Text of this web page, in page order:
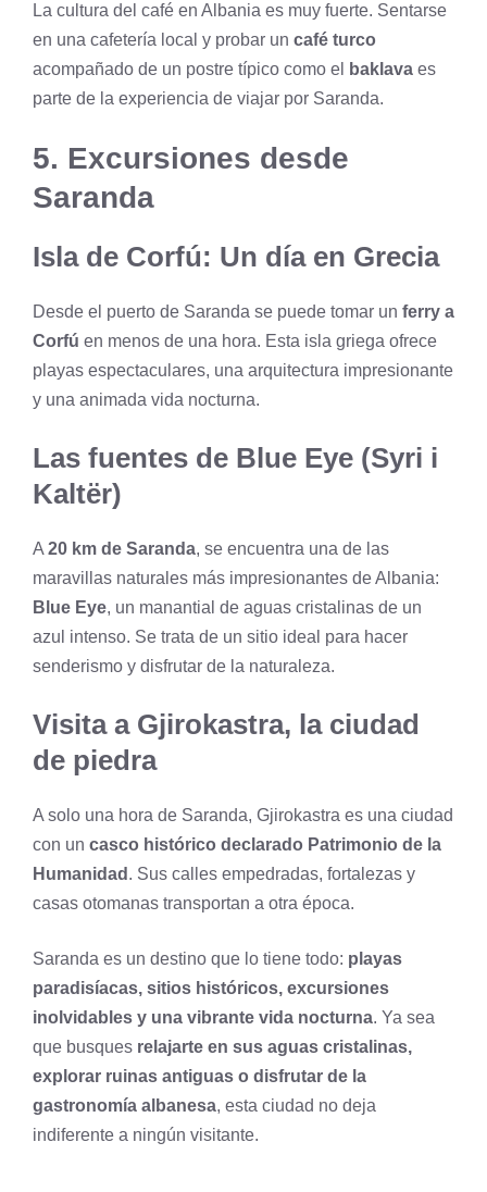
La cultura del café en Albania es muy fuerte. Sentarse
en una cafetería local y probar un café turco
acompañado de un postre típico como el
baklava es
parte de la experiencia de viajar por Saranda.
5. Excursiones desde
Saranda
Isla de Corfú: Un día en Grecia
Desde el puerto de Saranda se puede tomar un ferry a
Corfú en menos de una hora. Esta isla griega ofrece
playas espectaculares, una arquitectura impresionante
y una animada vida nocturna.
Las fuentes de Blue Eye (Syri i
Kaltër)
A 20 km de Saranda, se encuentra una de las
maravillas naturales más impresionantes de Albania:
Blue Eye, un manantial de aguas cristalinas de un
azul intenso. Se trata de un sitio ideal para hacer
senderismo y disfrutar de la naturaleza.
Visita a Gjirokastra, la ciudad
de piedra
A solo una hora de Saranda, Gjirokastra es una ciudad
con un casco histórico declarado Patrimonio de la
Humanidad . Sus calles empedradas, fortalezas y
casas otomanas transportan a otra época.
Saranda es un destino que lo tiene todo: playas
paradisíacas, sitios históricos, excursiones
inolvidables y una vibrante vida nocturna. Ya sea
que busques relajarte en sus aguas cristalinas,
explorar ruinas antiguas o disfrutar de la
gastronomía albanesa, esta ciudad no deja
indiferente a ningún visitante.